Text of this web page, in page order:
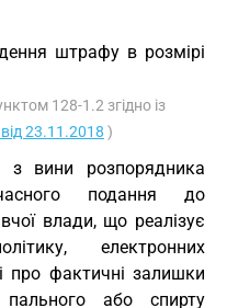
штрафу в розмірі
128-1.2 згідно із
23.11.2018 )
з вини розпорядника
подання до
влади, що реалізує
електронних
про фактичні залишки
або спирту